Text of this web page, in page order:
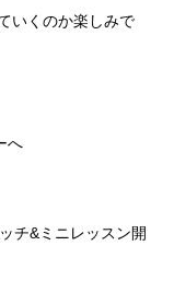
いくのか楽しみで
チ&ミニレッスン開